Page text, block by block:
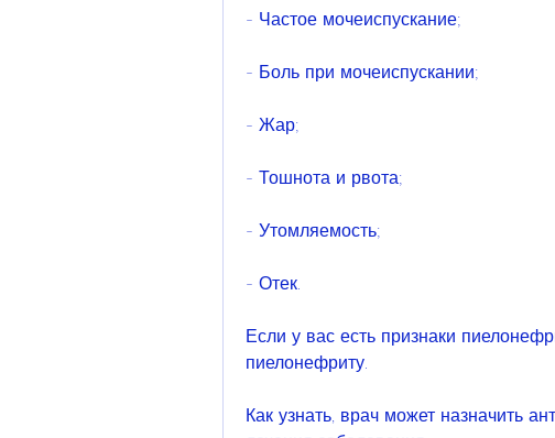
- Частое мочеиспускание;
- Боль при мочеиспускании;
- Жар;
- Тошнота и рвота;
- Утомляемость;
- Отек.
Если у вас есть признаки
пиелонефриту.
Как узнать, врач может назначить